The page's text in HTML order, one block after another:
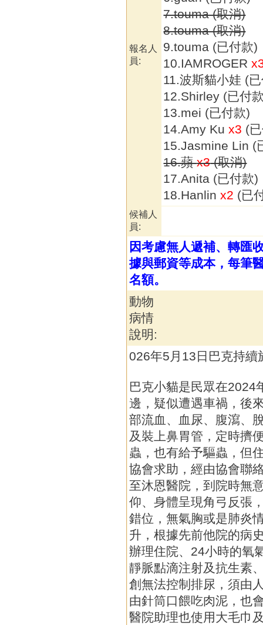
報名人
員:
7.touma (取消)
8.touma (取消)
9.touma (已付款)
10.IAMROGER
11.波斯貓小娃 (
12.Shirley (已付
13.mei (已付款)
14.Amy Kux3 (
15.Jasmine Lin (
16.蘋x3(取消)
17.Anita (已付款)
18.Hanlinx2 (已
候補人
員:
因考慮無人遞補、轉匯
據與郵資等成本，每筆
名額。
動物
病情
說明:
026年5月13日巴克持續
巴克小貓是民眾在2024
邊，疑似遭遇車禍，後
部流血、血尿、腹瀉、
及裝上鼻胃管，定時擠
蟲，也有給予驅蟲，但
協會求助，經由協會聯
至沐恩醫院，到院時無
仰、身體呈現角弓反張
錯位，無氣胸或是肺炎
升，根據先前他院的病
辦理住院、24小時的氧
靜脈點滴注射及抗生素
創無法控制排尿，須由
由針筒口餵吃肉泥，也
醫院助理也使用大毛巾